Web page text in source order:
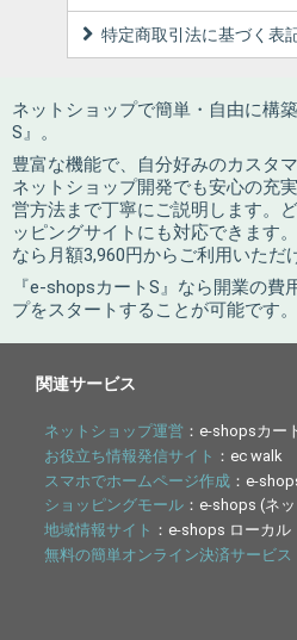
特定商取引法に基づく表
ネットショップで簡単・自由に構
S』。
豊富な機能で、自分好みのカスタ
ネットショップ開発でも安心の充
営方法まで丁寧にご説明します。
ッピングサイトにも対応できます
なら月額3,960円からご利用いただ
『e-shopsカートS』なら開業の
プをスタートすることが可能です。
関連サービス
ネットショップ運営 ：e-shopsカー
お役立ち情報発信サイト ：ec walk
スマホでホームページ作成 ：e-
ショッピングモール ：e-shops (ネ
地域情報サイト ：e-shops ローカル
無料の簡単オンライン決済サービス